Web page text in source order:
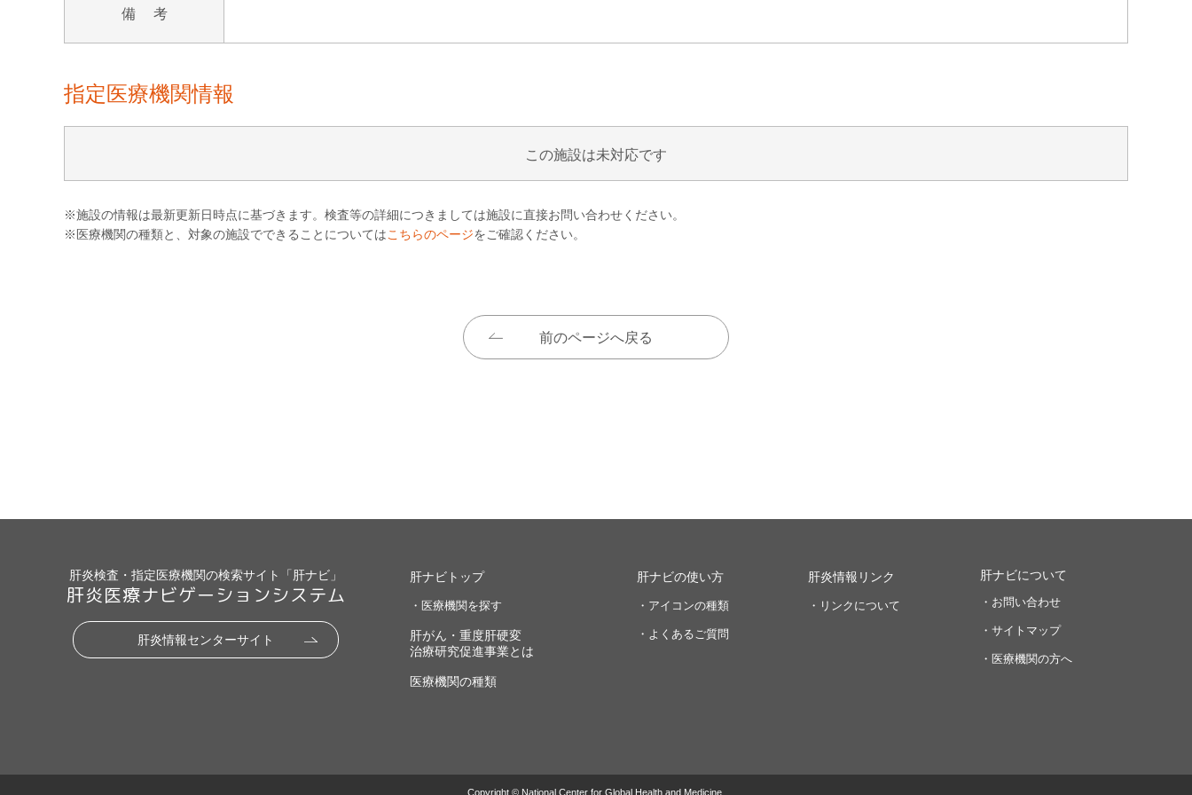
備 考
指定医療機関情報
この施設は未対応です
※施設の情報は最新更新日時点に基づきます。検査等の詳細につきましては施設に直接お問い合わせください。
※医療機関の種類と、対象の施設でできることについてはこちらのページをご確認ください。
前のページへ戻る
肝炎検査・指定医療機関の検索サイト「肝ナビ」
肝炎医療ナビゲーションシステム
肝炎情報センターサイト
肝ナビトップ
・医療機関を探す
肝がん・重度肝硬変
治療研究促進事業とは
医療機関の種類
肝ナビの使い方
・アイコンの種類
・よくあるご質問
肝炎情報リンク
・リンクについて
肝ナビについて
・お問い合わせ
・サイトマップ
・医療機関の方へ
Copyright © National Center for Global Health and Medicine.